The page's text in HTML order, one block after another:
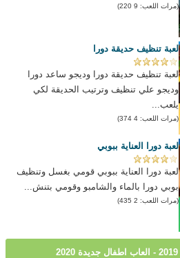
(مرات اللعب: 9 220)
لعبة تنظيف حديقة دورا
لعبة تنظيف حديقة دورا وديجو ساعد دورا
وديجو علي تنظيف وترتيب الحديقة لكي
يلعب...
(مرات اللعب: 4 374)
لعبة دورا العناية ببوبي
لعبة دورا العناية ببوبي قومي بغسل وتنظيف
بوبي دورا بالماء والشامبو وقومي بتنش...
(مرات اللعب: 2 435)